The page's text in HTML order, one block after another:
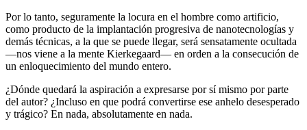
Por lo tanto, seguramente la locura en el hombre como artificio,
como producto de la implantación progresiva de nanotecnologías y
demás técnicas, a la que se puede llegar, será sensatamente ocultada
—nos viene a la mente Kierkegaard— en orden a la consecución de
un enloquecimiento del mundo entero.
¿Dónde quedará la aspiración a expresarse por sí mismo por parte
del autor? ¿Incluso en que podrá convertirse ese anhelo desesperado
y trágico? En nada, absolutamente en nada.